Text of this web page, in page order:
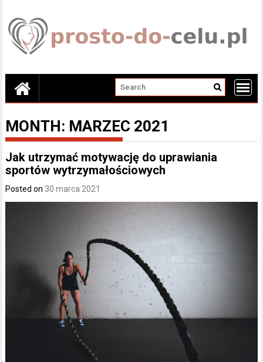
content
MONTH: MARZEC 2021
Jak utrzymać motywację do uprawiania
sportów wytrzymałościowych
Posted on 30 marca 2021